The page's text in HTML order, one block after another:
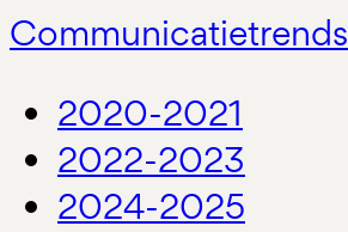
Communicatietrends
2020-2021
2022-2023
2024-2025